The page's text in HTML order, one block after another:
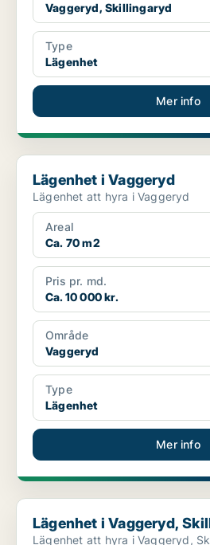
Vaggeryd, Skillingaryd
Type
Lägenhet
Mer info
Lägenhet i Vaggeryd
Lägenhet i Vaggeryd
Lägenhet att hyra i Vaggeryd
Areal
Ca. 70 m2
Pris pr. md.
Ca. 10 000 kr.
Område
Vaggeryd
Type
Lägenhet
Mer info
Lägenhet i Vaggeryd, Skillingaryd
Lägenhet i Vaggeryd,
Lägenhet att hyra i Vaggeryd,